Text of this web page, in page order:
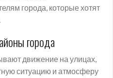
города, которые хотят
города
движение на улицах,
ситуацию и атмосферу